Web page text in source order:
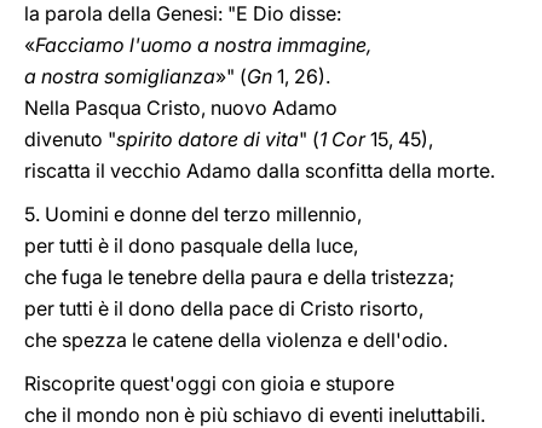
la parola della Genesi: "E Dio disse:
«Facciamo l'uomo a nostra immagine,
a nostra somiglianza»" (Gn 1, 26).
Nella Pasqua Cristo, nuovo Adamo
divenuto "spirito datore di vita" (1 Cor15, 45),
riscatta il vecchio Adamo dalla sconfitta della morte.
5. Uomini e donne del terzo millennio,
per tutti è il dono pasquale della luce,
che fuga le tenebre della paura e della tristezza;
per tutti è il dono della pace di Cristo risorto,
che spezza le catene della violenza e dell'odio.
Riscoprite quest'oggi con gioia e stupore
che il mondo non è più schiavo di eventi ineluttabili.